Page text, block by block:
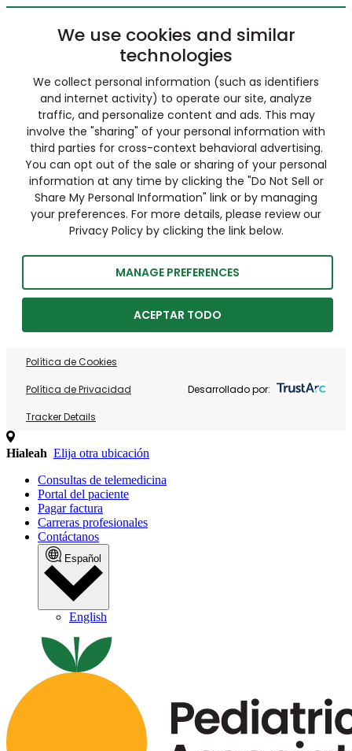
We use cookies and similar
technologies
We collect personal information (such as identifiers
and internet activity) to operate our site, analyze
traffic, and personalize content and ads. This may
involve the "sharing" of your personal information with
third parties for cross-context behavioral advertising.
You can opt out of the sale or sharing of your personal
information at any time by clicking the "Do Not Sell or
Share My Personal Information" link or by managing
your preferences. For more details, please review our
Privacy Policy by clicking the link below.
MANAGE PREFERENCES
ACEPTAR TODO
Política de Cookies
Política de Privacidad
Tracker Details
Desarrollado por:
Hialeah Elija otra ubicación
Consultas de telemedicina
Portal del paciente
Pagar factura
Carreras profesionales
Contáctanos
Español
English